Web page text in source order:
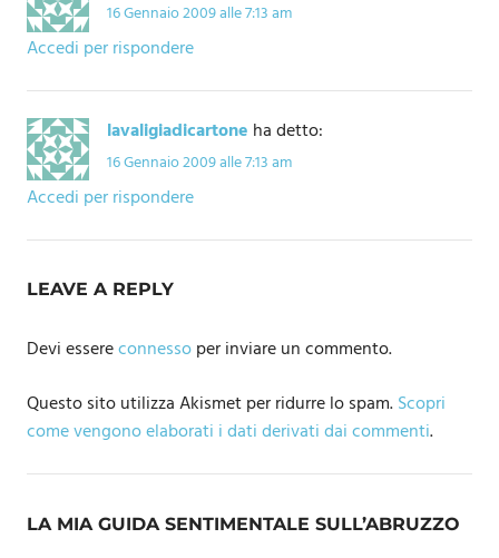
16 Gennaio 2009 alle 7:13 am
Accedi per rispondere
lavaligiadicartone ha detto:
16 Gennaio 2009 alle 7:13 am
Accedi per rispondere
LEAVE A REPLY
Devi essereconnessoper inviare un commento.
Questo sito utilizza Akismet per ridurre lo spam.Scopri
come vengono elaborati i dati derivati dai commenti.
LA MIA GUIDA SENTIMENTALE SULL’ABRUZZO